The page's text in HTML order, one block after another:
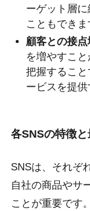
ーゲット層
こともできま
顧客との接点
を増やすこ
把握するこ
ービスを提供
各SNSの特徴
SNSは、それぞ
自社の商品やサ
ことが重要です。